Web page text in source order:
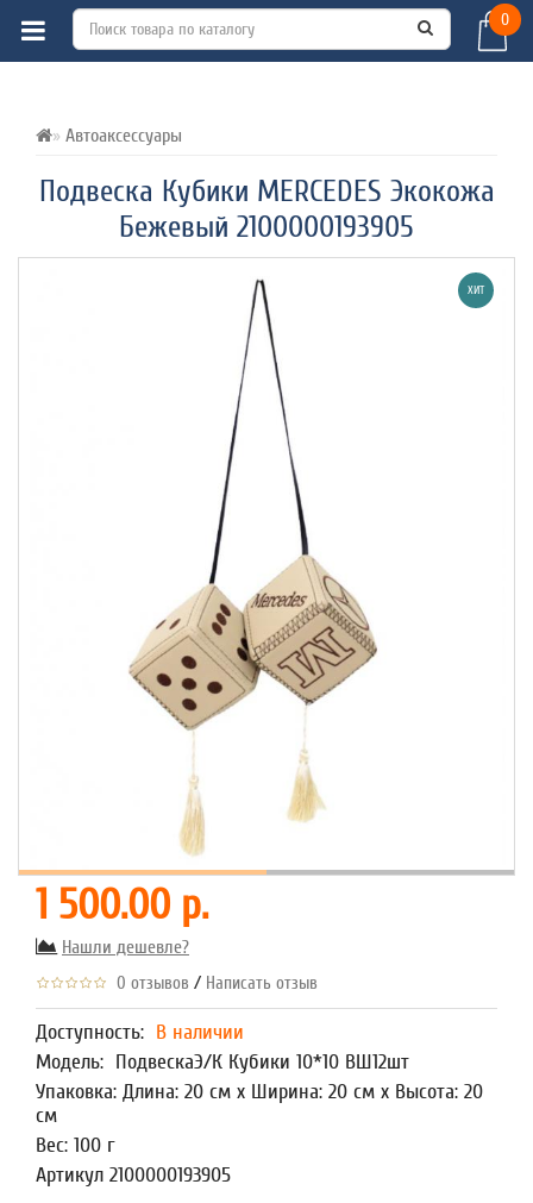
0
Автоаксессуары
Подвеска Кубики MERCEDES Экокожа
Бежевый 2100000193905
ВСЕ О ТОВАРЕ ХАРАКТЕРИСТИКИ
ХИТ
1 500.00 р.
Нашли дешевле?
0 отзывов / Написать отзыв
Доступность: В наличии
Модель: ПодвескаЭ/К Кубики 10*10 ВШ12шт
Упаковка: Длина: 20 см x Ширина: 20 см x Высота: 20
см
Вес: 100 г
Артикул 2100000193905